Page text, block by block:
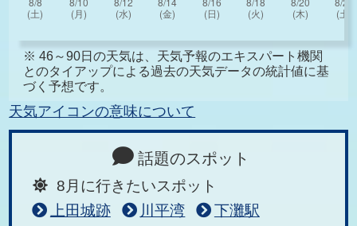
※ 46～90日の天気は、天気予報のエキスパート機関
とのタイアップによる過去の天気データの統計値に基
づく予想です。
天気アイコンの意味について
話題のスポット
8月に行きたいスポット
上田城跡
川平湾
下灘駅